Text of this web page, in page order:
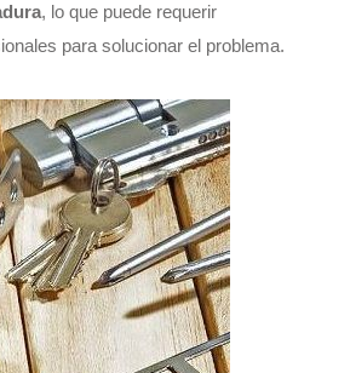
, lo que puede requerir
para solucionar el problema.